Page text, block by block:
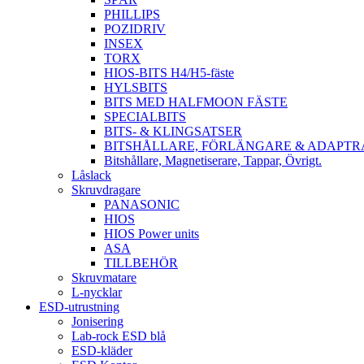
PHILLIPS
POZIDRIV
INSEX
TORX
HIOS-BITS H4/H5-fäste
HYLSBITS
BITS MED HALFMOON FÄSTE
SPECIALBITS
BITS- & KLINGSATSER
BITSHÅLLARE, FÖRLÄNGARE &
Bitshållare, Magnetiserare, Tappar, Övrigt.
Låslack
Skruvdragare
PANASONIC
HIOS
HIOS Power units
ASA
TILLBEHÖR
Skruvmatare
L-nycklar
ESD-utrustning
Jonisering
Lab-rock ESD blå
ESD-kläder